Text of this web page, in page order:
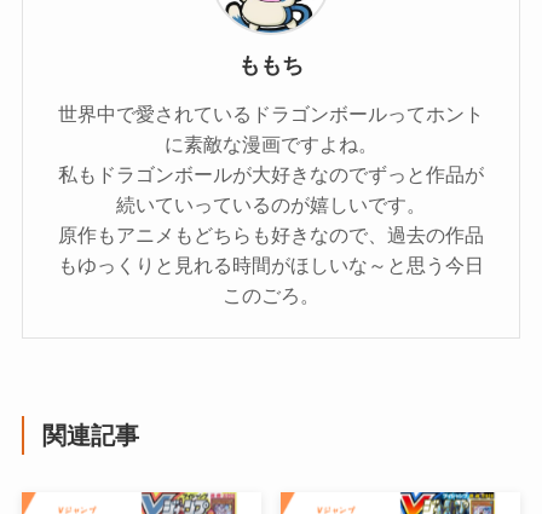
ももち
世界中で愛されているドラゴンボールってホント
に素敵な漫画ですよね。
私もドラゴンボールが大好きなのでずっと作品が
続いていっているのが嬉しいです。
原作もアニメもどちらも好きなので、過去の作品
もゆっくりと見れる時間がほしいな～と思う今日
このごろ。
関連記事